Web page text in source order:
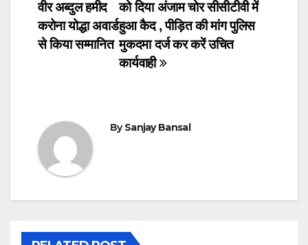
e
b
er s
A
p
e
dI
n
navigation
को दिया अंजाम चोर सीसीटीवी में
हुआ कैद , पीड़ित की मांग पुलिस
मुकदमा दर्ज कर करें उचित
कार्यवाही
वीर अब्दुल हमीद
करोना योद्धा अवार्ड
से किया सम्मानित
BySanjay Bansal